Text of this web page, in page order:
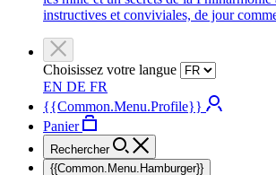
instructives et conviviales, de jour
Choisissez votre langue
EN DE FR
{{Common.Menu.Profile}}
Panier
Rechercher
{{Common.Menu.Hamburger}}